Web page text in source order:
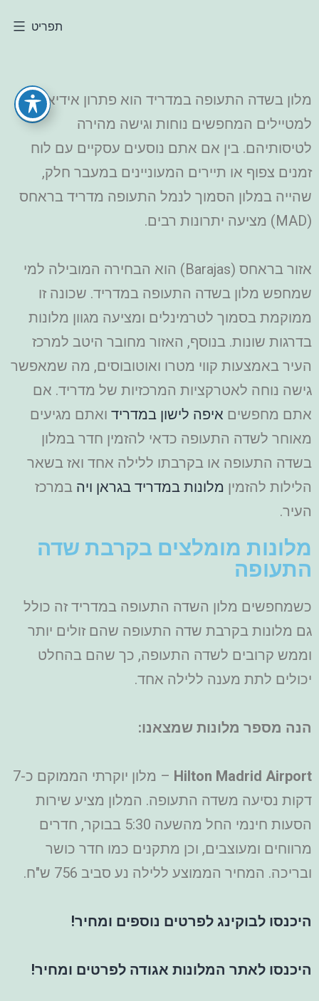
תפריט
מלון בשדה התעופה במדריד הוא פתרון אידיאלי
למטיילים המחפשים נוחות וגישה מהירה
לטיסותיהם. בין אם אתם נוסעים עסקיים עם לוח
זמנים צפוף או תיירים המעוניינים במעבר חלק,
שהייה במלון הסמוך לנמל התעופה מדריד בראחס
(MAD) מציעה יתרונות רבים.
אזור בראחס (Barajas) הוא הבחירה המובילה למי
שמחפש מלון בשדה התעופה במדריד. שכונה זו
ממוקמת בסמוך לטרמינלים ומציעה מגוון מלונות
בדרגות שונות. בנוסף, האזור מחובר היטב למרכז
העיר באמצעות קווי מטרו ואוטובוסים, מה שמאפשר
גישה נוחה לאטרקציות המרכזיות של מדריד. אם
אתם מחפשים איפה לישון במדריד ואתם מגיעים
מאוחר לשדה התעופה כדאי להזמין חדר במלון
בשדה התעופה או בקרבתו ללילה אחד ואז בשאר
הלילות להזמין מלונות במדריד בגראן ויה במרכז
העיר.
מלונות מומלצים בקרבת שדה
התעופה
כשמחפשים מלון השדה התעופה במדריד זה כולל
גם מלונות בקרבת שדה התעופה שהם זולים יותר
וממש קרובים לשדה התעופה, כך שהם בהחלט
יכולים לתת מענה ללילה אחד.
הנה מספר מלונות שמצאנו:
Hilton Madrid Airport
– מלון יוקרתי הממוקם כ-7
דקות נסיעה משדה התעופה. המלון מציע שירות
הסעות חינמי החל מהשעה 5:30 בבוקר, חדרים
מרווחים ומעוצבים, וכן מתקנים כמו חדר כושר
ובריכה. המחיר הממוצע ללילה נע סביב 756 ש"ח.
היכנסו לבוקינג לפרטים נוספים ומחיר!
היכנסו לאתר המלונות אגודה לפרטים ומחיר!